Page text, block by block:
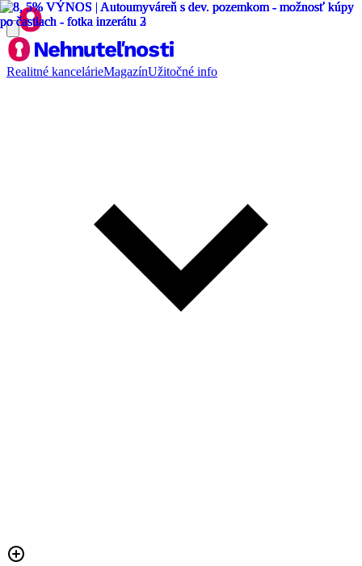
Realitné kancelárieMagazínUžitočné info